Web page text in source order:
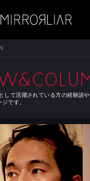
して活躍されている方の経験談
です。